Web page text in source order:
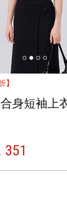
】
身短袖上
351